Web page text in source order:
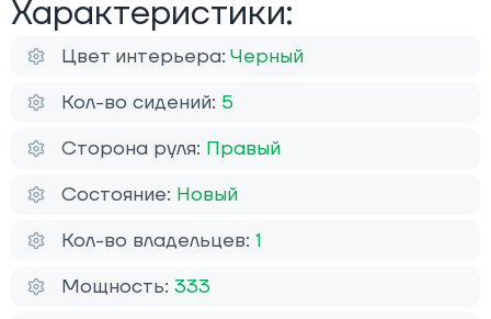
Характеристики:
Цвет интерьера: Черный
Кол-во сидений: 5
Сторона руля: Правый
Состояние: Новый
Кол-во владельцев: 1
Мощность: 333